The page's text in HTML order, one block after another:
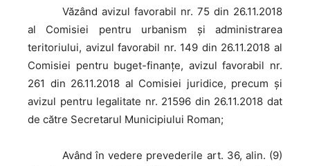
Văzând avizul favorabil nr. 75 din 26.11.2018
al Comisiei pentru urbanism și administrarea
teritoriului, avizul favorabil nr. 149 din 26.11.2018 al
Comisiei pentru buget-finanțe, avizul favorabil nr.
261 din 26.11.2018 al Comisiei juridice, precum şi
avizul pentru legalitate nr. 21596 din 26.11.2018 dat
de către Secretarul Municipiului Roman;
Având în vedere prevederile art. 36, alin. (9)